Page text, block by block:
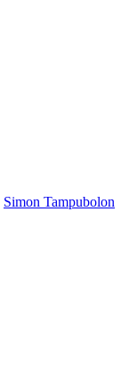
Simon Tampubolon